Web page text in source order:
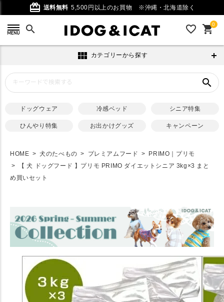
card_giftcard 送料無料 5,500円以上のお買物 ※沖縄・北海道除く
search favorite_outline 0
shopping_cart
view_module カテゴリーから探す
search
ドッグウェア 冷感ベッド シニア特集
ひんやり特集 お出かけグッズ キャンペーン
HOME 犬のたべもの プレミアムフード
PRIMO｜プリモ
【 犬 ドッグフード 】プリモ PRIMO ダイエットシニア 3kg×3 まと
め買いセット